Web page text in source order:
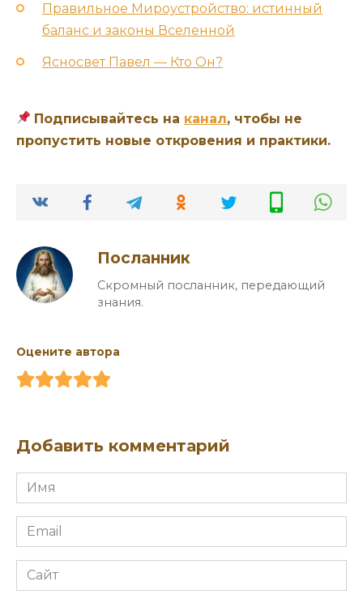
Правильное Мироустройство: истинный
баланс и законы Вселенной
Ясносвет Павел — Кто Он?
Подписывайтесь на канал, чтобы не
пропустить новые откровения и практики.
Посланник
Скромный посланник, передающий
знания.
Оцените автора
Добавить комментарий
Имя
*
Email
*
Сайт